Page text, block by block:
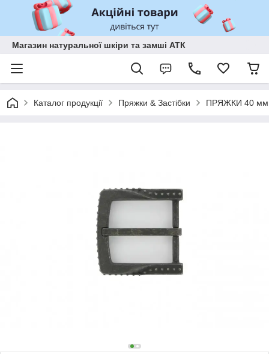
Магазин натуральної шкіри та замші АТК
Каталог продукції Пряжки & Застібки ПРЯЖКИ 40 мм